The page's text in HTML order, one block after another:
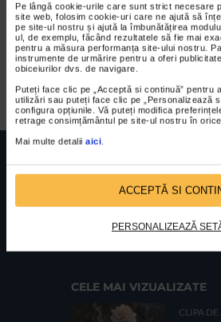
Pe lângă cookie-urile care sunt strict necesare
site web, folosim cookie-uri care ne ajută să
pe site-ul nostru și ajută la îmbunătățirea
ul, de exemplu, făcând rezultatele să fie mai
pentru a măsura performanța site-ului nostru.
instrumente de urmărire pentru a oferi
obiceiurilor dvs. de navigare.
Puteți face clic pe „Acceptă si continuă” pentru
utilizări sau puteți face clic pe „Personalizează
configura opțiunile. Vă puteți modifica
retrage consimțământul pe site-ul nostru în orice
Mai multe detalii aici
ACCEPTĂ SI
PERSONALIZEAZĂ
Inima Reginei de
Budisteanu
Cod fiscal: 9164384Sediu social: Str. Delfinului,
CELE MAI VIZUALIZATE
CLIPA DE